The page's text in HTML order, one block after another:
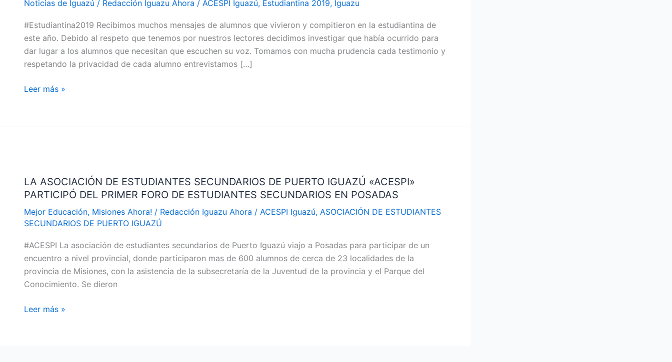
Noticias de Iguazú / Redacción Iguazu Ahora / ACESPI Iguazú, Estudiantina 2019, Iguazu
#Estudiantina2019 Recibimos muchos mensajes de alumnos que vivieron y compitieron en la estudiantina de
este año. Debido al respeto que tenemos por nuestros lectores decidimos investigar que había ocurrido para
dar lugar a los alumnos que necesitan que escuchen su voz. Tomamos con mucha prudencia cada testimonio y
respetando la privacidad de cada alumno entrevistamos […]
¿EN
LA
ESTUDIANTINA
HUBO
Leer más »
LA ASOCIACIÓN DE ESTUDIANTES SECUNDARIOS DE PUERTO IGUAZÚ «ACESPI»
PARTICIPÓ DEL PRIMER FORO DE ESTUDIANTES SECUNDARIOS EN POSADAS
Mejor Educación, Misiones Ahora! / Redacción Iguazu Ahora / ACESPI Iguazú, ASOCIACIÓN DE ESTUDIANTES
SECUNDARIOS DE PUERTO IGUAZÚ
#ACESPI La asociación de estudiantes secundarios de Puerto Iguazú viajo a Posadas para participar de un
encuentro a nivel provincial, donde participaron mas de 600 alumnos de cerca de 23 localidades de la
provincia de Misiones, con la asistencia de la subsecretaría de la Juventud de la provincia y el Parque del
Conocimiento. Se dieron
DE
ESTUDIANTES
SECUNDARIOS
DE
IGUAZÚ
«ACESPI»
PARTICIPÓ
DEL
FORO
Leer más »